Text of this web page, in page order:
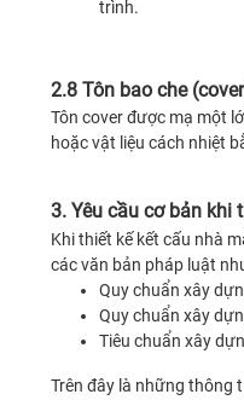
trình.
2.8 Tôn bao che
Tôn cover được mạ một
hoặc vật liệu cách nhiệt
3. Yêu cầu cơ bản khi
Khi thiết kế kết cấu nhà
các văn bản pháp luật
Quy chuẩn xây
Quy chuẩn xây
Tiêu chuẩn xây
Trên đây là những thông